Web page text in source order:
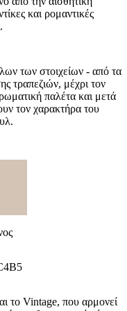
και ρομαντικές
των στοιχείων - από τα
τραπεζιών, μέχρι τον
παλέτα και μετά
τον χαρακτήρα του
το Vintage, που αρμονεί